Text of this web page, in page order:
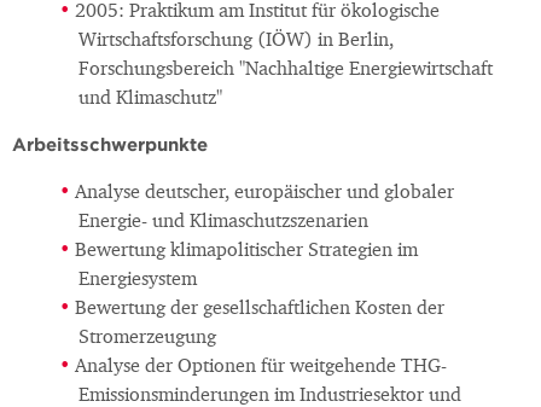
2005: Praktikum am Institut für ökologische
Wirtschaftsforschung (IÖW) in Berlin,
Forschungsbereich "Nachhaltige Energiewirtschaft
und Klimaschutz"
Arbeitsschwerpunkte
Analyse deutscher, europäischer und globaler
Energie- und Klimaschutzszenarien
Bewertung klimapolitischer Strategien im
Energiesystem
Bewertung der gesellschaftlichen Kosten der
Stromerzeugung
Analyse der Optionen für weitgehende THG-
Emissionsminderungen im Industriesektor und